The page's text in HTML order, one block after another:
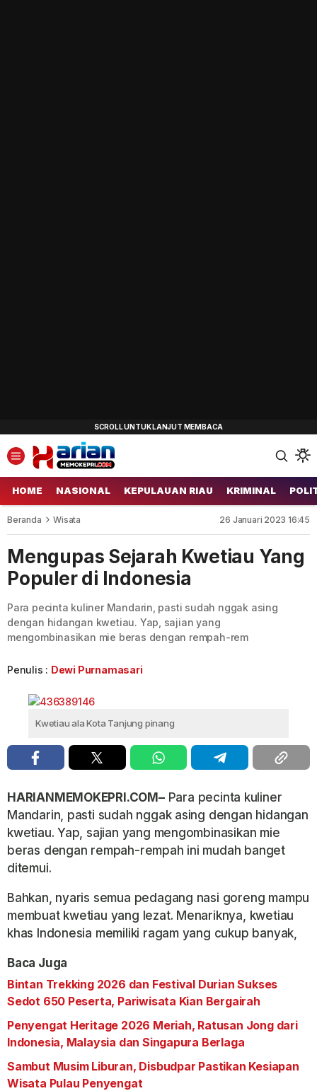
HOME NASIONAL KEPULAUAN RIAU KRIMINAL
Beranda Wisata 26 Januari 2023 16:45
Mengupas Sejarah Kwetiau Yang
Populer di Indonesia
Para pecinta kuliner Mandarin, pasti sudah nggak asing
dengan hidangan kwetiau. Yap, sajian yang
mengombinasikan mie beras dengan rempah-rem
Penulis : Dewi Purnamasari
Kwetiau ala Kota Tanjung pinang
HARIANMEMOKEPRI.COM–Para pecinta kuliner
Mandarin, pasti sudah nggak asing dengan hidangan
kwetiau. Yap, sajian yang mengombinasikan mie
beras dengan rempah-rempah ini mudah banget
ditemui.
Bahkan, nyaris semua pedagang nasi goreng mampu
membuat kwetiau yang lezat. Menariknya, kwetiau
khas Indonesia memiliki ragam yang cukup banyak,
Baca Juga
Bintan Trekking 2026 dan Festival Durian Sukses
Sedot 650 Peserta, Pariwisata Kian Bergairah
Penyengat Heritage 2026 Meriah, Ratusan Jong dari
Indonesia, Malaysia dan Singapura Berlaga
Sambut Musim Liburan, Disbudpar Pastikan Kesiapan
Wisata Pulau Penyengat